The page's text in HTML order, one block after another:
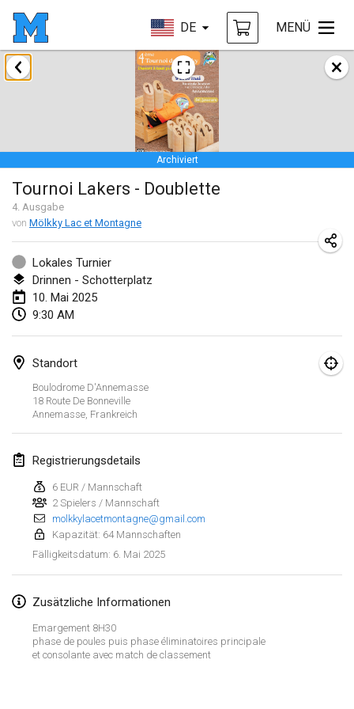
DE MENÜ
Archiviert
Tournoi Lakers - Doublette
4. Ausgabe
von Mölkky Lac et Montagne
Lokales Turnier
Drinnen - Schotterplatz
10. Mai 2025
9:30 AM
Standort
Boulodrome D'Annemasse
18 Route De Bonneville
Annemasse, Frankreich
Registrierungsdetails
6 EUR / Mannschaft
2 Spielers / Mannschaft
molkkylacetmontagne@gmail.com
Kapazität: 64 Mannschaften
Fälligkeitsdatum: 6. Mai 2025
Zusätzliche Informationen
Emargement 8H30
phase de poules puis phase éliminatoires principale
et consolante avec match de classement
Januar 2025
Tournoi Mixte ASPTTOM
Frankreich
Indoor Polish Open 2025 - Singles
18. Jan. 2025|Polen
Tournoi de St Max
19. Jan. 2025|Frankreich
Indoor Polish Open 2025 - Doubles
19. Jan. 2025
Tournoi de Mölkky - Lesfous Dubâtonvaigeois
25. Jan. 2025
Februar 2025
US Mölkky Winter
7. Feb. 2025 | Vereinigte Staaten
Open des vendanges tardives
8. Feb. 2025|Frankreich
Indoor de la CASAS
SM HalliMölkky - Finnish Championship
15. Feb. 2025|
Warm-up EM Indoor